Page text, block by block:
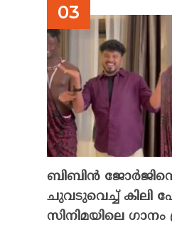
ബിബിൻ ജോർജിന്റെ
ചുവടുവെച്ച് കിലി
സിനിമയിലെ